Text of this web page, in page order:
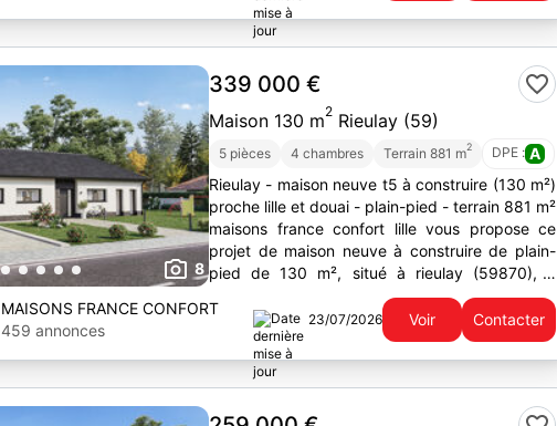
8
339 000 €
Maison 130 m2 Rieulay (59)
5 pièces 4 chambres Terrain 881 m2 DPE : A
Rieulay - maison neuve t5 à construire (130 m²)
proche lille et douai - plain-pied - terrain 881 m²
maisons france confort lille vous propose ce
projet de maison neuve à construire de plain-
pied de 130 m², situé à rieulay (59870), à
MAISONS FRANCE CONFORT
459 annonces
23/07/2026 Voir Contacter